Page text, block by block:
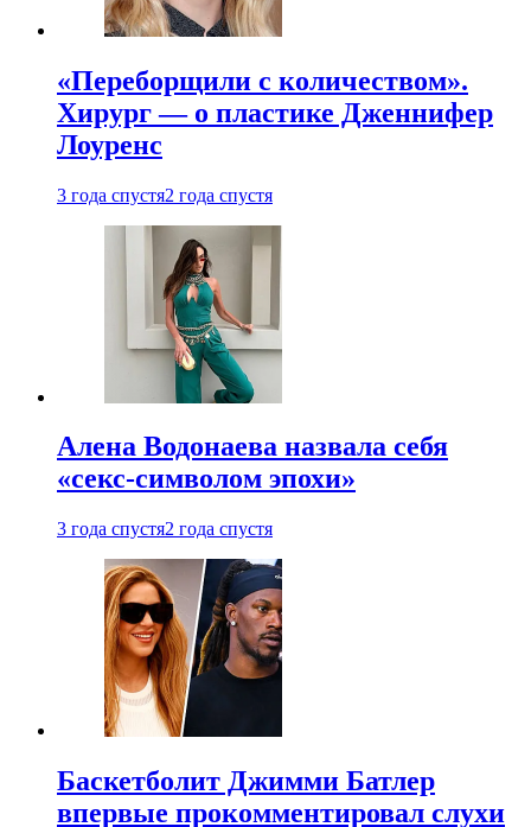
«Переборщили с количеством».
Хирург — о пластике Дженнифер
Лоуренс
3 года спустя2 года спустя
Алена Водонаева назвала себя
«секс-символом эпохи»
3 года спустя2 года спустя
Баскетболит Джимми Батлер
впервые прокомментировал слухи